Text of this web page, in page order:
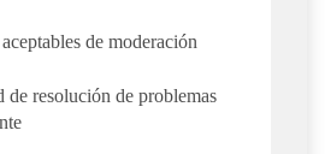
de moderación
de resolución de problemas